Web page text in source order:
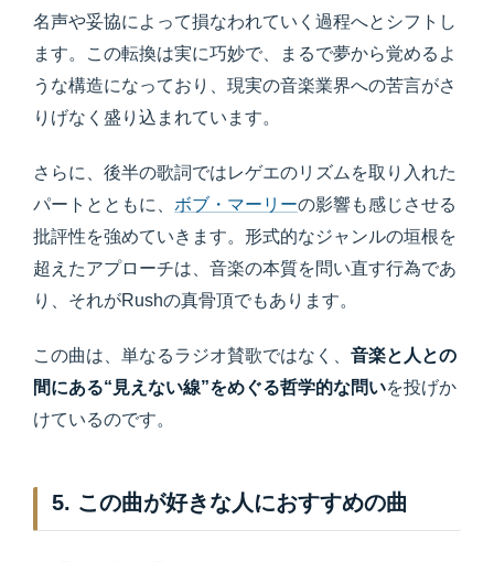
名声や妥協によって損なわれていく過程へとシフトし
ます。この転換は実に巧妙で、まるで夢から覚めるよ
うな構造になっており、現実の音楽業界への苦言がさ
りげなく盛り込まれています。
さらに、後半の歌詞ではレゲエのリズムを取り入れた
パートとともに、 ボブ・マーリーの影響も感じさせる
批評性を強めていきます。形式的なジャンルの垣根を
超えたアプローチは、音楽の本質を問い直す行為であ
り、それがRushの真骨頂でもあります。
この曲は、単なるラジオ賛歌ではなく、 音楽と人との
間にある“見えない線”をめぐる哲学的な問いを投げか
けているのです。
5. この曲が好きな人におすすめの曲